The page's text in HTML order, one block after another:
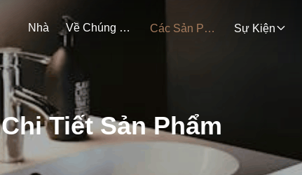
Nhà Về Chúng Tôi Các Sản Phẩm Sự Kiện
Chi Tiết Sản Phẩm